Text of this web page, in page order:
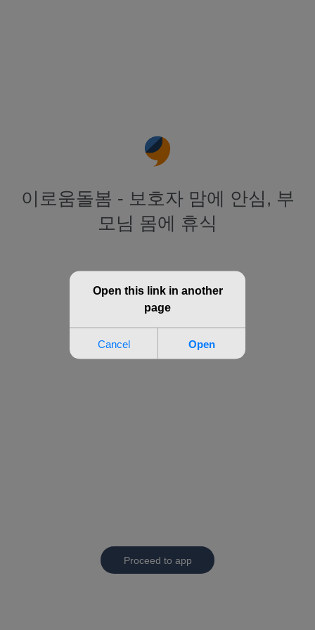
이로움돌봄 - 보호자 맘에 안심, 부
모님 몸에 휴식
Proceed to app